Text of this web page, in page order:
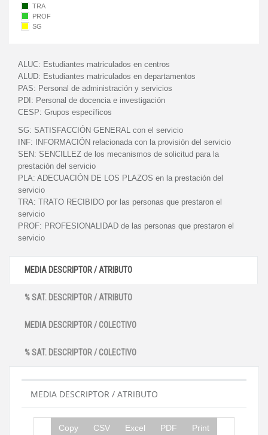
TRA
PROF
SG
ALUC: Estudiantes matriculados en centros
ALUD: Estudiantes matriculados en departamentos
PAS: Personal de administración y servicios
PDI: Personal de docencia e investigación
CESP: Grupos específicos
SG: SATISFACCIÓN GENERAL con el servicio
INF:
INFORMACIÓN relacionada con la provisión del servicio
SEN: SENCILLEZ de los mecanismos de solicitud para la
prestación del servicio
PLA: ADECUACIÓN DE LOS PLAZOS en la prestación del
servicio
TRA: TRATO RECIBIDO por las personas que prestaron el
servicio
PROF: PROFESIONALIDAD de las personas que prestaron el
servicio
MEDIA DESCRIPTOR / ATRIBUTO
% SAT. DESCRIPTOR / ATRIBUTO
MEDIA DESCRIPTOR / COLECTIVO
% SAT. DESCRIPTOR / COLECTIVO
MEDIA DESCRIPTOR / ATRIBUTO
Copy CSV Excel PDF Print